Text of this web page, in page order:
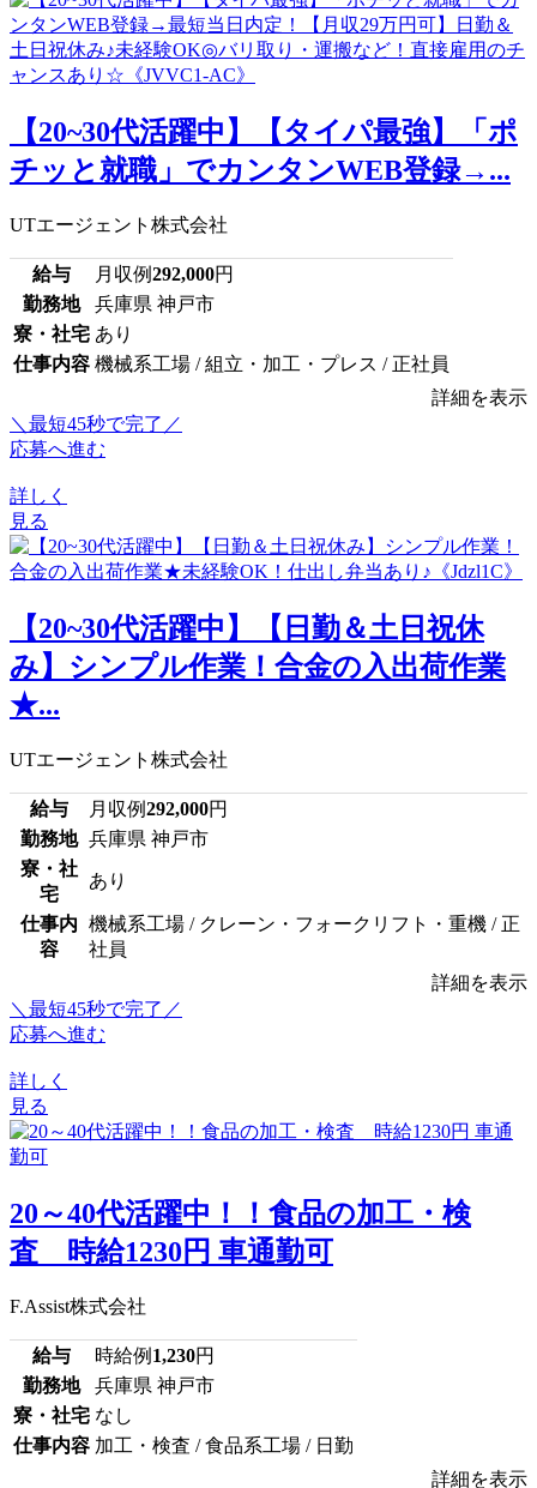
【20~30代活躍中】【タイパ最強】「ポ
チッと就職」でカンタンWEB登録→...
UTエージェント株式会社
給与 月収例292,000円
勤務地
兵庫県 神戸市
寮・社宅 あり
仕事内容 機械系工場 / 組立・加工・プレス / 正社員
詳細を表示
＼最短45秒で完了／
応募へ進む
詳しく
見る
【20~30代活躍中】【日勤＆土日祝休
み】シンプル作業！合金の入出荷作業
★...
UTエージェント株式会社
給与 月収例292,000円
勤務地 兵庫県 神戸市
寮・社
宅
あり
仕事内
容
機械系工場 / クレーン・フォークリフト・重機 / 正
社員
詳細を表示
＼最短45秒で完了／
応募へ進む
詳しく
見る
20～40代活躍中！！食品の加工・検
査 時給1230円 車通勤可
F.Assist株式会社
給与 時給例 1,230円
勤務地
兵庫県 神戸市
寮・社宅 なし
仕事内容 加工・検査 / 食品系工場 / 日勤
詳細を表示